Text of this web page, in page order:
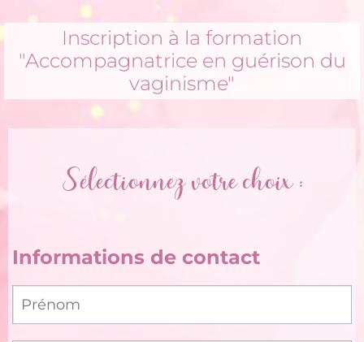
Inscription à la formation
"Accompagnatrice en guérison du
vaginisme"
Sélectionnez votre choix :
Informations de contact